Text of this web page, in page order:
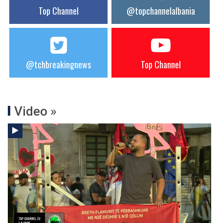
Top Channel @topchannelalbania
@tchbreakingnews Top Channel
Video »